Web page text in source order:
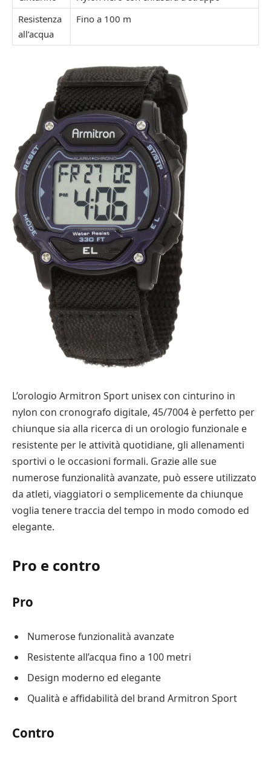
Resistenza
all’acqua
Fino a 100 m
L’orologio Armitron Sport unisex con cinturino in
nylon con cronografo digitale, 45/7004 è perfetto per
chiunque sia alla ricerca di un orologio funzionale e
resistente per le attività quotidiane, gli allenamenti
sportivi o le occasioni formali. Grazie alle sue
numerose funzionalità avanzate, può essere utilizzato
da atleti, viaggiatori o semplicemente da chiunque
voglia tenere traccia del tempo in modo comodo ed
elegante.
Pro e contro
Pro
Numerose funzionalità avanzate
Resistente all’acqua fino a 100 metri
Design moderno ed elegante
Qualità e affidabilità del brand Armitron Sport
Contro